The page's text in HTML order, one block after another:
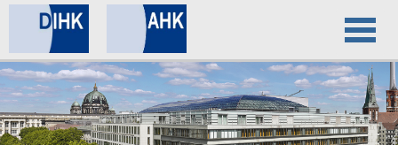
Home
Datenschutz